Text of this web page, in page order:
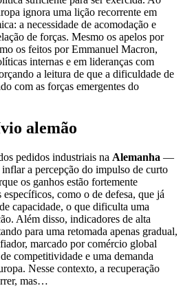
ignora uma lição recorrente em
a necessidade de acomodação e
de forças. Mesmo os apelos por
os feitos por Emmanuel Macron,
internas e em lideranças com
a leitura de que a dificuldade de
com as forças emergentes do
alemão
pedidos industriais na Alemanha —
a percepção do impulso de curto
os ganhos estão fortemente
específicos, como o de defesa, que já
capacidade, o que dificulta uma
Além disso, indicadores de alta
para uma retomada apenas gradual,
marcado por comércio global
competitividade e uma demanda
Nesse contexto, a recuperação
mas…